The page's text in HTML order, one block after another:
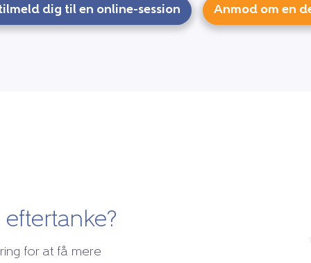
dig til en online-session Anmod om en
for at få mere